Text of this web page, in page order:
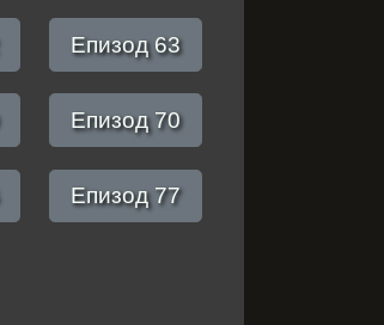
Епизод 63
Епизод 70
Епизод 77